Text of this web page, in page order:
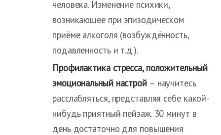
человека. Изменение психики,
возникающее при эпизодическом
приёме алкоголя (возбуждённость,
подавленность и т.д.).
Профилактика стресса, положительный
эмоциональный настрой – научитесь
расслабляться, представляя себе какой-
нибудь приятный пейзаж. 30 минут в
день достаточно для повышения